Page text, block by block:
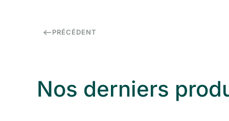
PRÉCÉDENT
Nos derniers